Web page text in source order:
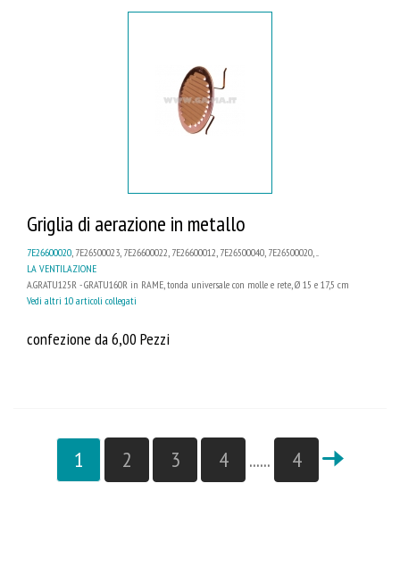
Griglia di aerazione in metallo
7E26600020, 7E26500023, 7E26600022, 7E26600012, 7E26500040, 7E26500020, ...
LA VENTILAZIONE
A.GRATU125R - GRATU160R in RAME, tonda universale con molle e rete, Ø 15 e 17,5 cm
Vedi altri 10 articoli collegati
confezione da 6,00 Pezzi
1 2 3 4 ...... 4